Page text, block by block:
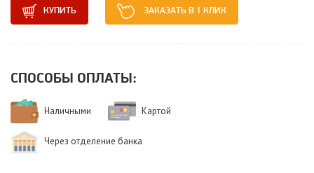
КУПИТЬ ЗАКАЗАТЬ В 1 КЛИК
СПОСОБЫ ОПЛАТЫ:
Наличными Картой
Через отделение банка